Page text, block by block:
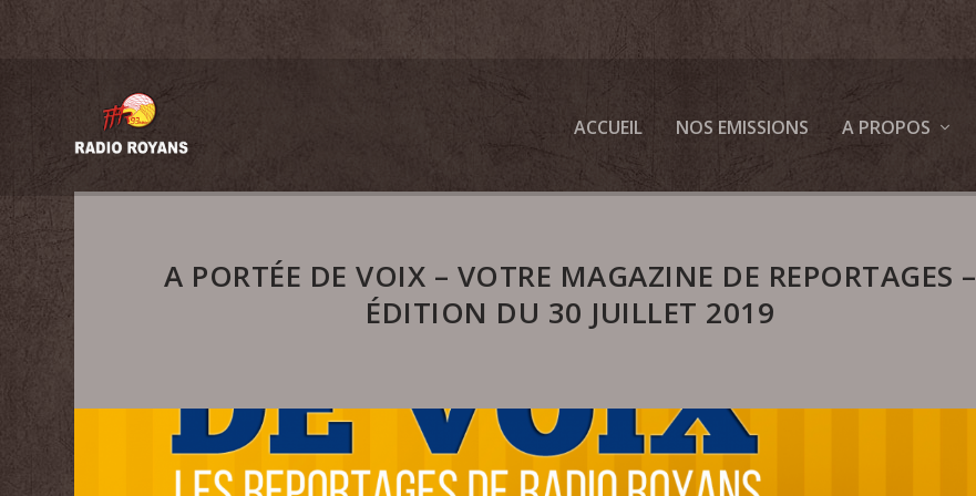
ACCUEIL NOS EMISSIONS A PROPOS
A PORTÉE DE VOIX – VOTRE MAGAZINE DE REPORTAGES –
ÉDITION DU 30 JUILLET 2019